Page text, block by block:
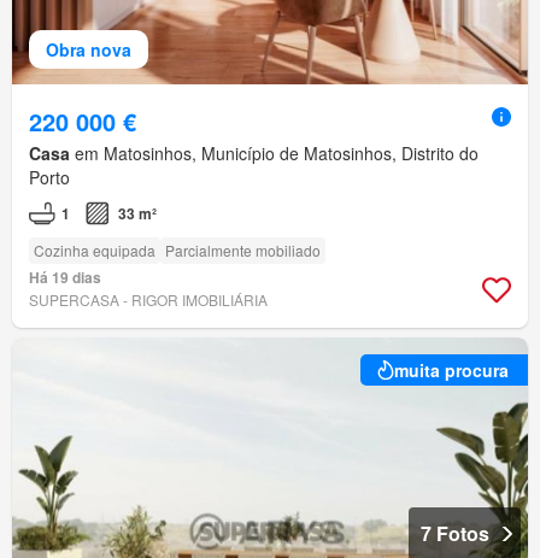
Obra nova
220 000 €
Casa em Matosinhos, Município de Matosinhos, Distrito do
Porto
1 33 m²
Cozinha equipada Parcialmente mobiliado
Há 19 dias
SUPERCASA - RIGOR IMOBILIÁRIA
muita procura
7 Fotos